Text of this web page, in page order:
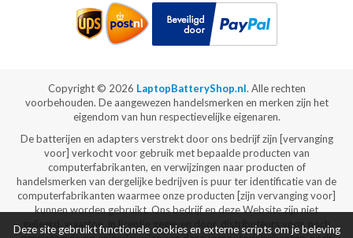
Copyright © 2026 LaptopBatteryShop.nl. Alle rechten
voorbehouden. De aangewezen handelsmerken en merken zijn het
eigendom van hun respectievelijke eigenaren.
De batterijen en adapters verstrekt door ons bedrijf zijn [vervanging
voor] verkocht voor gebruik met bepaalde producten van
computerfabrikanten, en verwijzingen naar producten of
handelsmerken van dergelijke bedrijven is puur ter identificatie van de
computerfabrikanten waarmee onze producten [zijn vervanging voor]
kunnen worden gebruikt. Ons bedrijf en deze Website zijn niet
gelieerd, waartoe, in licentie gegeven door, distributeurs voor, noch
Deze site gebruikt functionele cookies en externe scripts om je beleving